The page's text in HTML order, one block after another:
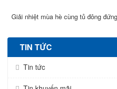
Giải nhiệt mùa hè cùng tủ đông
TIN TỨC
Tin tức